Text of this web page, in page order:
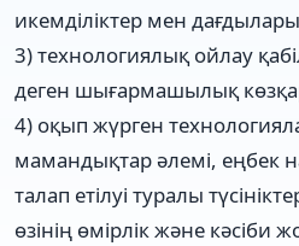
икемділіктер мен
3) технологиялық ойлау
деген шығармашылық
4) оқып жүрген
мамандықтар әлемі, еңбек
талап етілуі туралы
өзінің өмірлік және кәсіби